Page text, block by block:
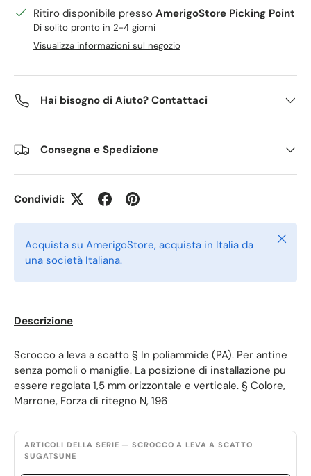
Ritiro disponibile presso AmerigoStore Picking Point
Di solito pronto in 2-4 giorni
Visualizza informazioni sul negozio
Hai bisogno di Aiuto? Contattaci
Consegna e Spedizione
Condividi:
Acquista su AmerigoStore, acquista in Italia da
una società Italiana.
Chiudi
Descrizione
Scrocco a leva a scatto § In poliammide (PA). Per antine
senza pomoli o maniglie. La posizione di installazione pu
essere regolata 1,5 mm orizzontale e verticale. § Colore,
Marrone, Forza di ritegno N, 196
ARTICOLI DELLA SERIE — SCROCCO A LEVA A SCATTO
SUGATSUNE